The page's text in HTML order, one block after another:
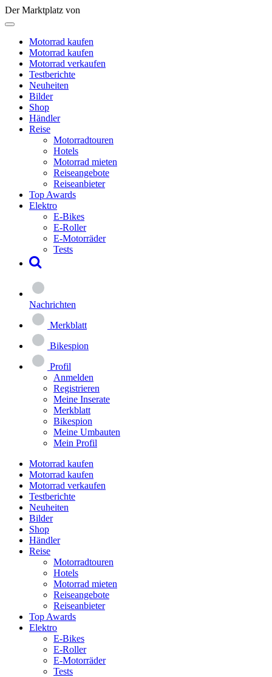
Der Marktplatz von
Motorrad kaufen
Motorrad kaufen
Motorrad verkaufen
Testberichte
Neuheiten
Bilder
Shop
Händler
Reise
Motorradtouren
Hotels
Motorrad mieten
Reiseangebote
Reiseanbieter
Top Awards
Elektro
E-Bikes
E-Roller
E-Motorräder
Tests
Nachrichten
Merkblatt
Bikespion
Profil
Anmelden
Registrieren
Meine Inserate
Merkblatt
Bikespion
Meine Umbauten
Mein Profil
Motorrad kaufen
Motorrad kaufen
Motorrad verkaufen
Testberichte
Neuheiten
Bilder
Shop
Händler
Reise
Motorradtouren
Hotels
Motorrad mieten
Reiseangebote
Reiseanbieter
Top Awards
Elektro
E-Bikes
E-Roller
E-Motorräder
Tests